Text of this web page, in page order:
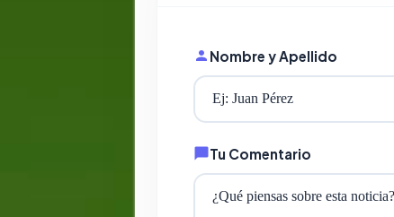
Nombre y Apellido
Tu Comentario